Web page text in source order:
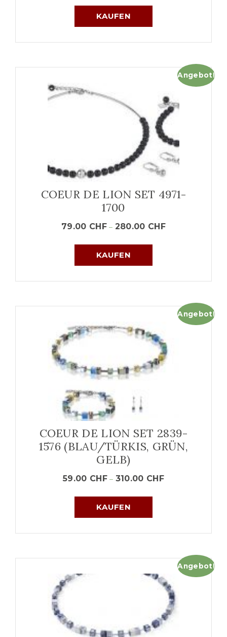
KAUFEN
Angebot!
COEUR DE LION SET 4971-
1700
79.00 CHF– 280.00 CHF
KAUFEN
Angebot!
COEUR DE LION SET 2839-
1576 (BLAU/TÜRKIS, GRÜN,
GELB)
59.00 CHF– 310.00 CHF
KAUFEN
Angebot!